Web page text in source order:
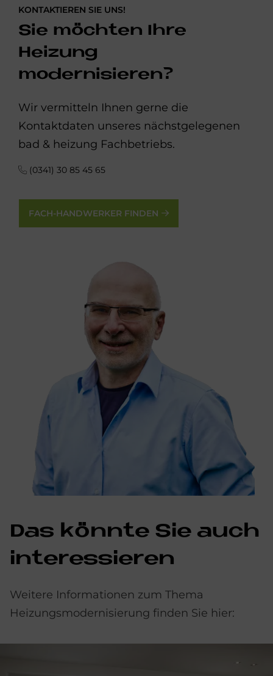
KONTAKTIEREN SIE UNS!
Sie möchten Ihre
Heizung
modernisieren?
Wir vermitteln Ihnen gerne die
Kontaktdaten unseres nächstgelegenen
bad & heizung Fachbetriebs.
(0341) 30 85 45 65
FACH-HANDWERKER FINDEN
Das könn­te Sie auch
in­ter­es­sie­ren
Weitere Informationen zum Thema
Heizungsmodernisierung finden Sie hier: